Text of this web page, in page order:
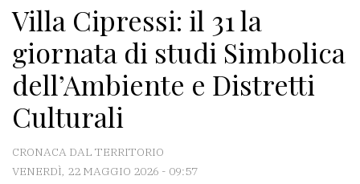
Meteo
CONTATTI
La
Scrivici
Villa Cipressi: il 31 la
giornata di studi Simbolica
dell’Ambiente e Distretti
Culturali
CRONACA DAL TERRITORIO
VENERDÌ, 22 MAGGIO 2026 - 09:57